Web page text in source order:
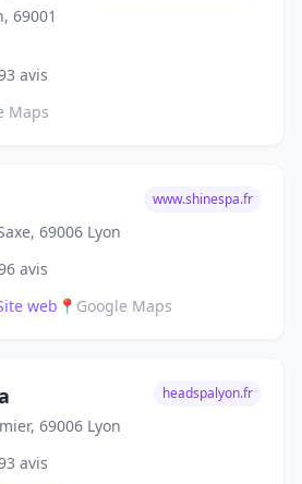
69001
avis
Maps
69006 Lyon
www.shinespa.fr
avis
web 📍 Google Maps
69006 Lyon
headspalyon.fr
avis